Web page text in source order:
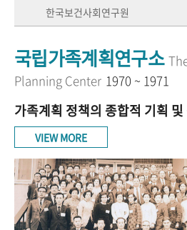
한국보건사회연구원
국립가족계획연구소
Planning Center 1970 ~ 1971
가족계획 정책의 종합적 기획
VIEW MORE